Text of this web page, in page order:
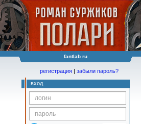
fantlab ru
регистрация | забыли пароль?
вход